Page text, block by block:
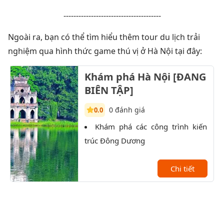
---------------------------------------
Ngoài ra, bạn có thể tìm hiểu thêm tour du lịch trải
nghiệm qua hình thức game thú vị ở Hà Nội tại đây:
Khám phá Hà Nội [ĐANG
BIÊN TẬP]
0.0 0 đánh giá
Khám phá các công trình kiến
trúc Đông Dương
Chi tiết